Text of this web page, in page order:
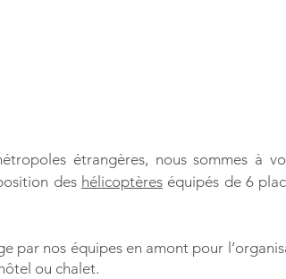
étrangères, nous sommes à
des hélicoptères équipés de 6
par nos équipes en amont pour
ou chalet.